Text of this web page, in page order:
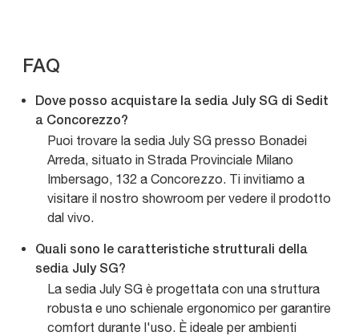
FAQ
Dove posso acquistare la sedia July SG di Sedit
a Concorezzo?
Puoi trovare la sedia July SG presso Bonadei
Arreda, situato in Strada Provinciale Milano
Imbersago, 132 a Concorezzo. Ti invitiamo a
visitare il nostro showroom per vedere il prodotto
dal vivo.
Quali sono le caratteristiche strutturali della
sedia July SG?
La sedia July SG è progettata con una struttura
robusta e uno schienale ergonomico per garantire
comfort durante l'uso. È ideale per ambienti